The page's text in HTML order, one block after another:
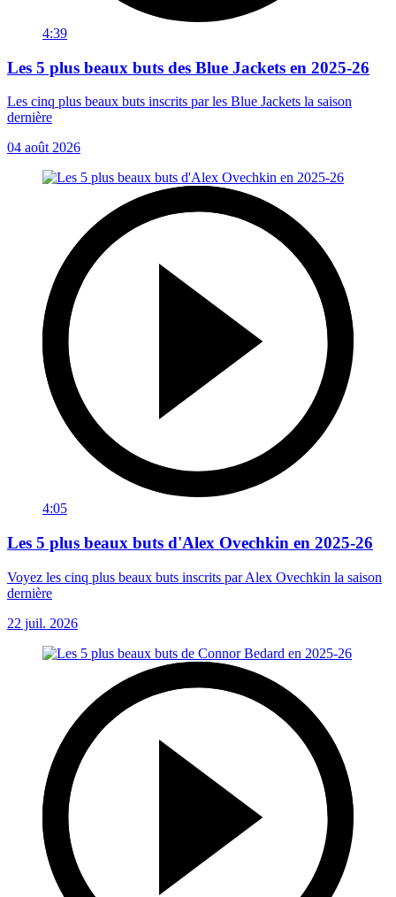
4:39
Les 5 plus beaux buts des Blue Jackets en 2025-26
Les cinq plus beaux buts inscrits par les Blue Jackets la saison
dernière
04 août 2026
4:05
Les 5 plus beaux buts d'Alex Ovechkin en 2025-26
Voyez les cinq plus beaux buts inscrits par Alex Ovechkin la saison
dernière
22 juil. 2026